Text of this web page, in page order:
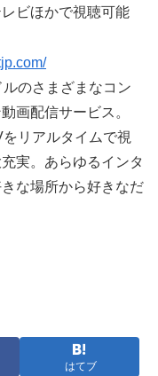
ビほかで視聴可能
のさまざまなコン
画配信サービス。
リアルタイムで視
実。あらゆるインタ
な場所から好きなだ
はてブ